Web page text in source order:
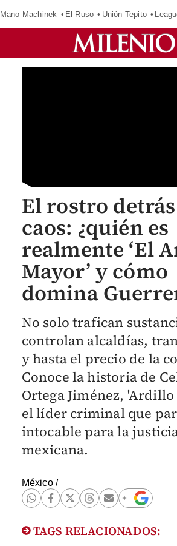
Mano Machinek El Ruso Unión Tepito
El rostro
caos: ¿quién es
realmente ‘El
Mayor’ y cómo
domina
No solo trafican
controlan alcaldías,
y hasta el precio de la
Conoce la historia de
Ortega Jiménez,
el líder criminal que
intocable para la
mexicana.
México/
TAGS RELACIONADOS: